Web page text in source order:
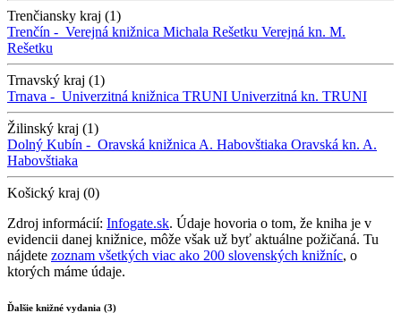
Trenčiansky kraj (1)
Trenčín - Verejná knižnica Michala Rešetku Verejná kn. M.
Rešetku
Trnavský kraj (1)
Trnava - Univerzitná knižnica TRUNI Univerzitná kn. TRUNI
Žilinský kraj (1)
Dolný Kubín - Oravská knižnica A. Habovštiaka Oravská kn. A.
Habovštiaka
Košický kraj (0)
Zdroj informácií: Infogate.sk. Údaje hovoria o tom, že kniha je v
evidencii danej knižnice, môže však už byť aktuálne požičaná. Tu
nájdete zoznam všetkých viac ako 200 slovenských knižníc, o
ktorých máme údaje.
Ďalšie knižné vydania (3)